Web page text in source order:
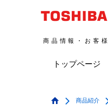
商品情報・お客
トップページ
商品紹介